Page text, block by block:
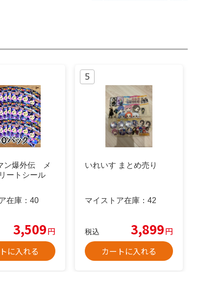
ン爆外伝 メ
ートシール
在庫： 40
3,509円
に入れる
いれいす まとめ売り
マイストア在庫： 42
税込 3,899円
カートに入れる